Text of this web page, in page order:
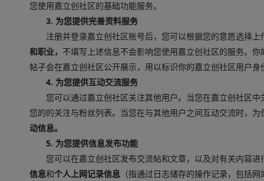
您使用嘉立创社区的基础功能服务。
3. 为您提供完善资料服务
注册并登录嘉立创社区账号后，您可以根据您的意愿选择上
和职业， 不填写上述信息不会影响您使用嘉立创社区的服务。
帖子会在嘉立创社区公开展示，用以标识你的嘉立创社区用户
4. 为您提供互动交流服务
您可以通过嘉立创社区关注其他用户。当您在嘉立创社区
您的的关注与粉丝列表。当您在与其他用户之间互动交流时，
动信息。
5. 为您提供信息发布功能
您可以在嘉立创社区发布交流帖和文章，以及对有关内容
信息和个人上网记录信息 （指通过日志储存的操作记录，包括